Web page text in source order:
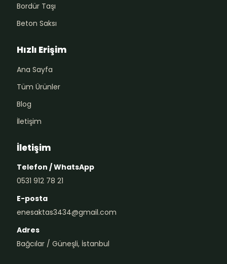
Bordür Taşı
Beton Saksı
Hızlı Erişim
Ana Sayfa
Tüm Ürünler
Blog
İletişim
İletişim
Telefon / WhatsApp
0531 912 78 21
E-posta
enesaktas3434@gmail.com
Adres
Bağcılar / Güneşli, İstanbul